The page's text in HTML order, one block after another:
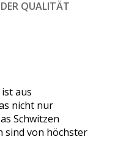
QUALITÄT
aus
nicht nur
Schwitzen
sind von höchster